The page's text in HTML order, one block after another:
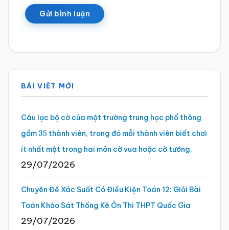
Sidebar
chính
BÀI VIẾT MỚI
Câu lạc bộ cờ của một trường trung học phổ thông
gồm35 thành viên, trong đó mỗi thành viên biết chơi
ít nhất một trong hai môn cờ vua hoặc cờ tướng.
29/07/2026
Chuyên Đề Xác Suất Có Điều Kiện Toán 12: Giải Bài
Toán Khảo Sát Thống Kê Ôn Thi THPT Quốc Gia
29/07/2026